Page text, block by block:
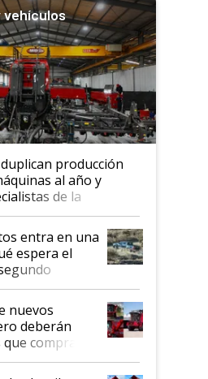
vehículos
producción
al año y
de la
para lograrlo
entra en una
espera el
nuevos
deberán
compraron
todavía no las
está detrás